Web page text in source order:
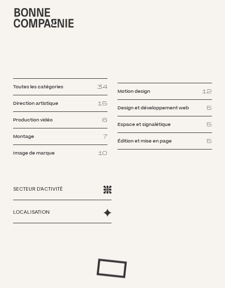
Toutes les catégories 34
Direction artistique 15
Production vidéo 6
Montage 7
Image de marque 10
Motion design 12
Design et développement web 5
Espace et signalétique 5
Édition et mise en page 5
SECTEUR D'ACTIVITÉ
LOCALISATION